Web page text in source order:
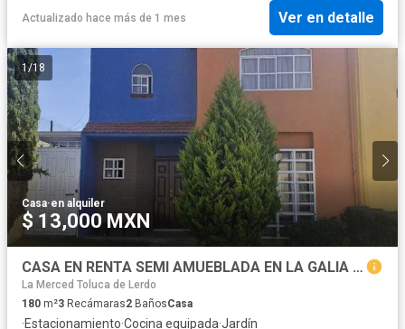
Actualizado hace más de 1 mes Ver en detalle
1/18
Casa·en alquiler
$ 13,000 MXN
CASA EN RENTA SEMI AMUEBLADA EN LA GALIA TOLUCA
La Merced Toluca de Lerdo
180 m²3 Recámaras2 BañosCasa
·Estacionamiento·Cocina equipada·Jardín